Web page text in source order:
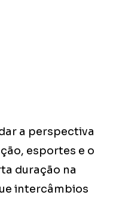
a perspectiva
esportes e o
duração na
intercâmbios